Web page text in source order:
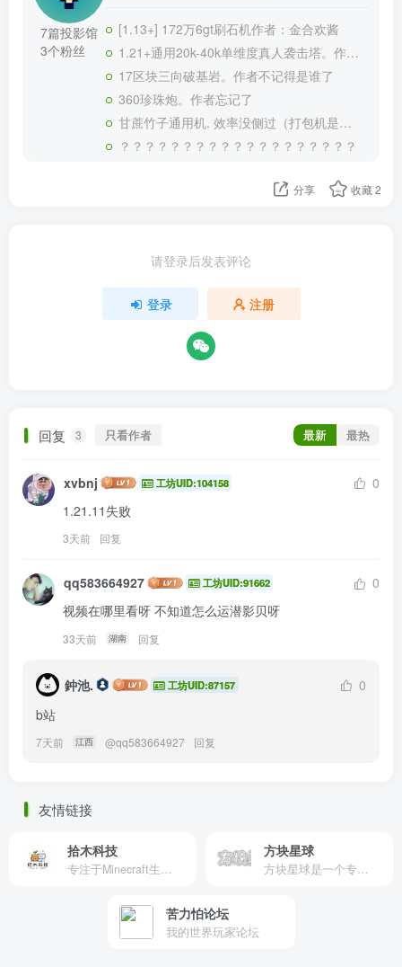
7篇投影馆
3个粉丝
[1.13+] 172万6gt刷石机作者：金合欢酱
1.21+通用20k-40k单维度真人袭击塔。作者：再灰二度
17区块三向破基岩。作者不记得是谁了
360珍珠炮。作者忘记了
甘蔗竹子通用机. 效率没侧过（打包机是火弦月的）控制面板有惊喜！！！（可叠加）
？？？？？？？？？？？？？？？？？？？
分享 收藏2
请登录后发表评论
登录 注册
回复 3 只看作者 最新 最热
xvbnj 工坊UID:104158
0
1.21.11失败
3天前 回复
qq583664927 工坊UID:91662
0
视频在哪里看呀 不知道怎么运潜影贝呀
33天前 湖南 回复
鈡池. 工坊UID:87157
0
b站
7天前 江西 @qq583664927 回复
友情链接
拾木科技
专注于Minecraft生态建设
方块星球
方块星球是一个专注于我的世界的中文论坛，提供丰富的资源分享、玩家交流和创意展示，包括地图、皮肤、数据包等内容，打造Minecraft玩家的专属社区乐园！
苦力怕论坛
我的世界玩家论坛